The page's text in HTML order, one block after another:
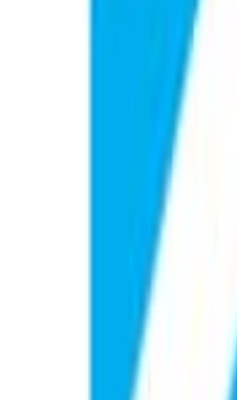
Hittills har jag köpt två produkter
Grip Type 7’ och ‘Gymstick
mycket välbyggda och av bra
produkterna var välpackade och
tanke på att de skickades från
definitivt handla från Sportic igen.
two products from Sportic: the
and the Gymstick Justerbar
built and of high quality. The prices
items were well packaged, and the
considering the shipment was from
would definitely buy from Sportic
Report